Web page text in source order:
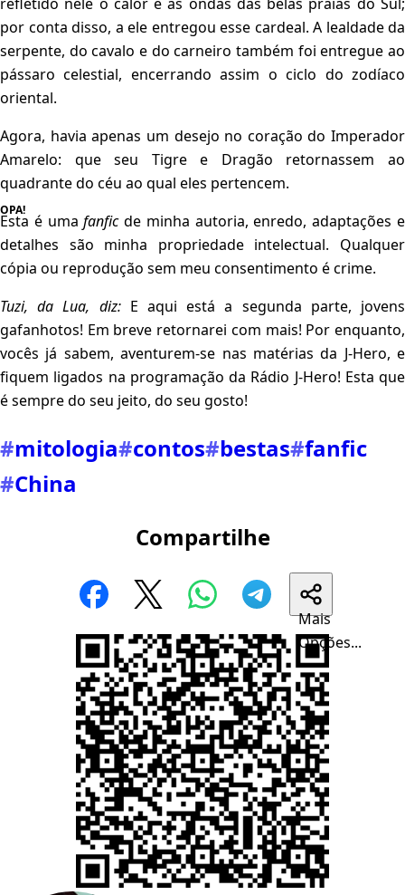
por conta disso, a ele entregou esse cardeal. A lealdade da
serpente, do cavalo e do carneiro também foi entregue ao
pássaro celestial, encerrando assim o ciclo do zodíaco
oriental.
Agora, havia apenas um desejo no coração do Imperador
Amarelo: que seu Tigre e Dragão retornassem ao
quadrante do céu ao qual eles pertencem.
Esta é umafanficde minha autoria, enredo, adaptações e
detalhes são minha propriedade intelectual. Qualquer
cópia ou reprodução sem meu consentimento é crime.
Tuzi, da Lua, diz:E aqui está a segunda parte, jovens
gafanhotos! Em breve retornarei com mais! Por enquanto,
vocês já sabem, aventurem-se nas matérias da J-Hero, e
fiquem ligados na programação da Rádio J-Hero! Esta que
é sempre do seu jeito, do seu gosto!
#mitologia#contos#bestas#fanfic
#China
Compartilhe
Mais
Opções...